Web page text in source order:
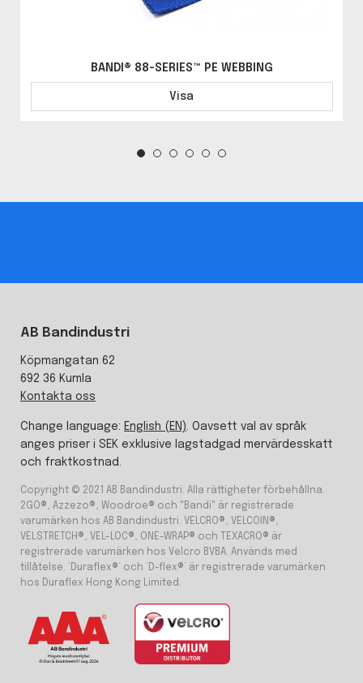
BANDI® 88-SERIES™ PE WEBBING
Visa
AB Bandindustri
Köpmangatan 62
692 36 Kumla
Kontakta oss
Change language: English (EN). Oavsett val av språk
anges priser i SEK exklusive lagstadgad mervärdesskatt
och fraktkostnad.
Copyright © 2021 AB Bandindustri. Alla rättigheter förbehållna.
2GO®, Azzezo®, Woodroe® och "Bandi" är registrerade
varumärken hos AB Bandindustri. VELCRO®, VELCOIN®,
VELSTRETCH®, VEL-LOC®, ONE-WRAP® och TEXACRO® är
registrerade varumärken hos Velcro BVBA. Används med
tillåtelse. ‘Duraflex®’ och ‘D-flex®’ är registrerade varumärken
hos Duraflex Hong Kong Limited.